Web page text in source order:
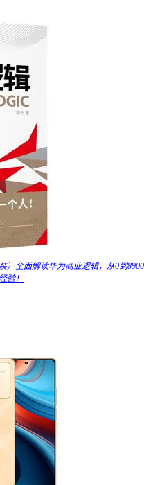
）全面解读华为商业逻辑，从0到8900
验！